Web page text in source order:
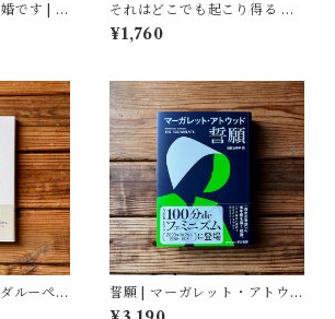
です | ホ
み(翻訳),
それはどこでも起こり得る 壊
れゆく世界への抵抗 | ブレイデ
ィ みかこ
¥1,760
ルーペ・
)
誓願 | マーガレット・アトウッ
ド, 鴻巣 友季子(翻訳)